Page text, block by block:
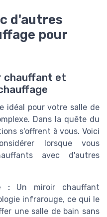
d'autres
pour
chauffant et
idéal pour votre salle de
Dans la quête du
s'offrent à vous. Voici
lorsque vous
avec d'autres
:Un miroir chauffant
infrarouge, ce qui le
une salle de bain sans